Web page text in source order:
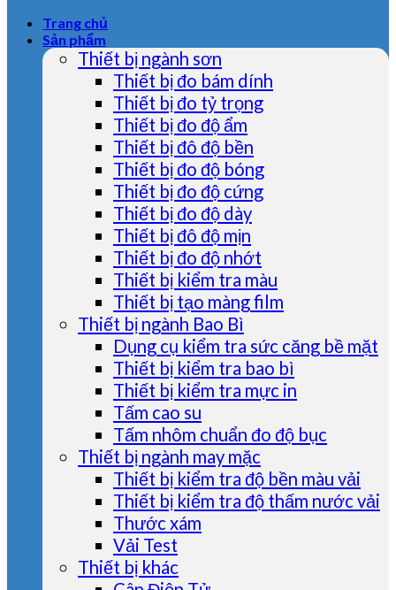
Trang chủ
Sản phẩm
Thiết bị ngành sơn
Thiết bị đo bám dính
Thiết bị đo tỷ trọng
Thiết bị đo độ ẩm
Thiết bị đô độ bền
Thiết bị đo độ bóng
Thiết bị đo độ cứng
Thiết bị đo độ dày
Thiết bị đô độ mịn
Thiết bị đo độ nhớt
Thiết bị kiểm tra màu
Thiết bị tạo màng film
Thiết bị ngành Bao Bì
Dụng cụ kiểm tra sức căng bề mặt
Thiết bị kiểm tra bao bì
Thiết bị kiểm tra mực in
Tấm cao su
Tấm nhôm chuẩn đo độ bục
Thiết bị ngành may mặc
Thiết bị kiểm tra độ bền màu vải
Thiết bị kiểm tra độ thấm nước vải
Thước xám
Vải Test
Thiết bị khác